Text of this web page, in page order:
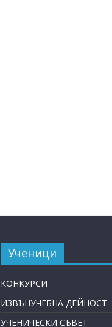
Ученици
КОНКУРСИ
ИЗВЪНУЧЕБНА ДЕЙНОСТ
УЧЕНИЧЕСКИ СЪВЕТ